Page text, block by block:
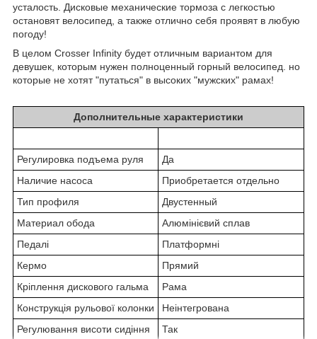
усталость. Дисковые механические тормоза с легкостью
остановят велосипед, а также отлично себя проявят в любую
погоду!
В целом Crosser Infinity будет отличным вариантом для
девушек, которым нужен полноценный горный велосипед. но
которые не хотят "путаться" в высоких "мужских" рамах!
Дополнительные характеристики
Регулировка подъема руля
Да
Наличие насоса
Приобретается отдельно
Тип профиля
Двустенный
Материал обода
Алюмінієвий сплав
Педалі
Платформні
Кермо
Прямий
Кріплення дискового гальма
Рама
Конструкція рульової колонки
Неінтегрована
Регулювання висоти сидіння
Так